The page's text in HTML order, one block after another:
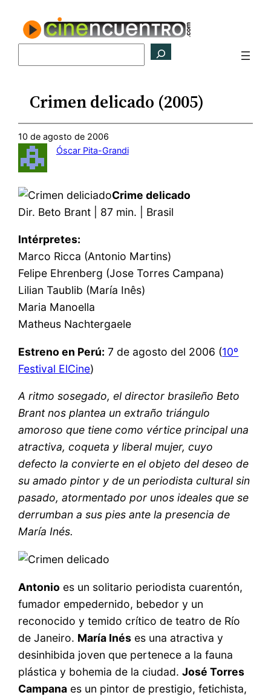
contenido
Crimen delicado (2005)
10 de agosto de 2006
Óscar Pita-Grandi
Crime delicado
Dir. Beto Brant | 87 min. | Brasil
Intérpretes:
Marco Ricca (Antonio Martins)
Felipe Ehrenberg (Jose Torres Campana)
Lilian Taublib (María Inês)
Maria Manoella
Matheus Nachtergaele
Estreno en Perú: 7 de agosto del 2006 (10º
Festival ElCine)
A ritmo sosegado, el director brasileño Beto
Brant nos plantea un extraño triángulo
amoroso que tiene como vértice principal una
atractiva, coqueta y liberal mujer, cuyo
defecto la convierte en el objeto del deseo de
su amado pintor y de un periodista cultural sin
pasado, atormentado por unos ideales que se
derrumban a sus pies ante la presencia de
María Inés.
Antonio es un solitario periodista cuarentón,
fumador empedernido, bebedor y un
reconocido y temido crítico de teatro de Río
de Janeiro. María Inés es una atractiva y
desinhibida joven que pertenece a la fauna
plástica y bohemia de la ciudad.José Torres
Campana es un pintor de prestigio, fetichista,